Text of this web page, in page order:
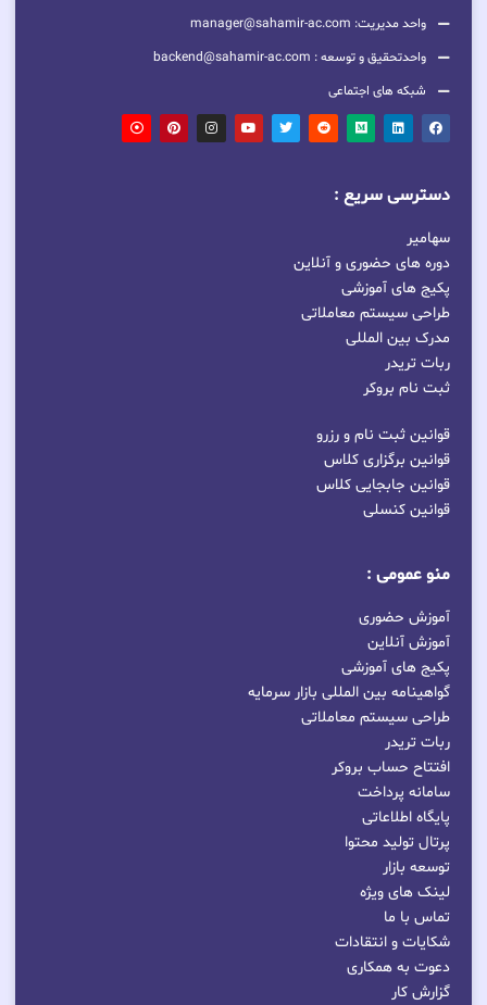
واحد مدیریت: manager@sahamir-ac.com
واحدتحقیق و توسعه : backend@sahamir-ac.com
شبکه های اجتماعی
دسترسی سریع :
سهامیر
دوره های حضوری و آنلاین
پکیج های آموزشی
طراحی سیستم معاملاتی
مدرک بین المللی
ربات تریدر
ثبت نام بروکر
قوانین ثبت نام و رزرو
قوانین برگزاری کلاس
قوانین جابجایی کلاس
قوانین کنسلی
منو عمومی :
آموزش حضوری
آموزش آنلاین
پکیج های آموزشی
گواهینامه بین المللی بازار سرمایه
طراحی سیستم معاملاتی
ربات تریدر
افتتاح حساب بروکر
سامانه پرداخت
پایگاه اطلاعاتی
پرتال تولید محتوا
توسعه بازار
لینک های ویژه
تماس با ما
شکایات و انتقادات
دعوت به همکاری
گزارش کار